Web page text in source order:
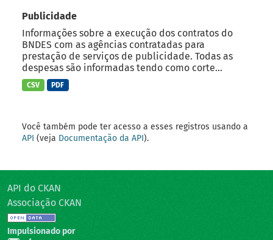
Publicidade
Informações sobre a execução dos contratos do
BNDES com as agências contratadas para
prestação de serviços de publicidade. Todas as
despesas são informadas tendo como corte...
CSV PDF
Você também pode ter acesso a esses registros usando a
API (veja Documentação da API).
API do CKAN
Associação CKAN
Impulsionado por